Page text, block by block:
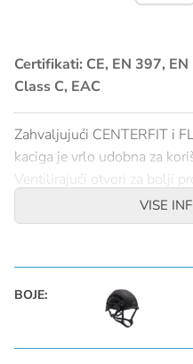
Certifikati: CE, EN 397,
Class C, EAC
Zahvaljujući CENTERFIT i
kaciga je vrlo udobna za
Ventilirajući otvori za bolji
na višim temperaturama.
UNIVERZALNA VELIČINA
Za obim glave (53-63 cm)
Materijal (i): ABS
polikarbonat, poliester
VISE
BOJE: